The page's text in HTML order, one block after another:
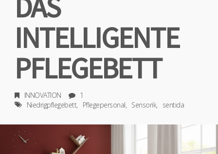
INTELLIGENTE
PFLEGEBETT
INNOVATION
1
Niedrigpflegebett
Pflegepersonal Sensorik sentida